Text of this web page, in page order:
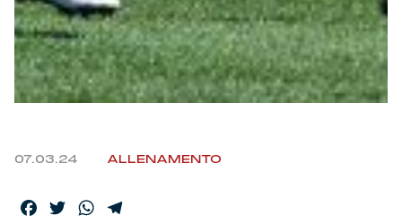
Helan x Genoa
Isolani x Genoa
07.03.24 ALLENAMENTO
Facebook
TwitterWhatsApp